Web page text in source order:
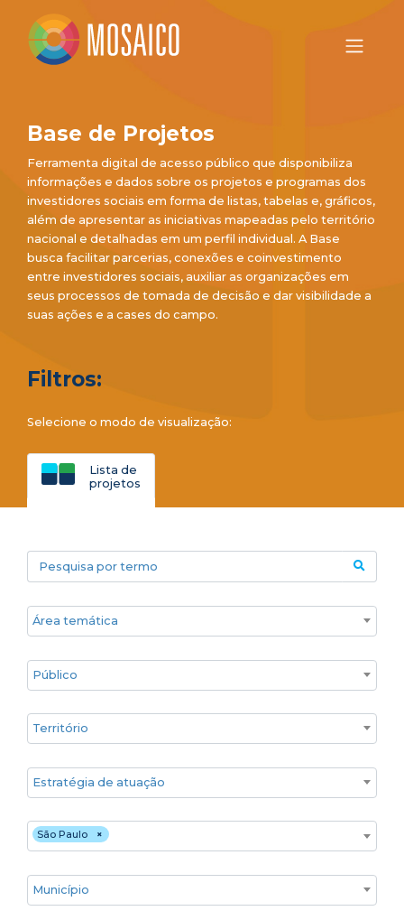
Base de Projetos
Ferramenta digital de acesso público que disponibiliza
informações e dados sobre os projetos e programas dos
investidores sociais em forma de listas, tabelas e, gráficos,
além de apresentar as iniciativas mapeadas pelo território
nacional e detalhadas em um perfil individual. A Base
busca facilitar parcerias, conexões e coinvestimento
entre investidores sociais, auxiliar as organizações em
seus processos de tomada de decisão e dar visibilidade a
suas ações e a cases do campo.
Filtros:
Selecione o modo de visualização:
Lista de
projetos
Pesquisa por termo
Áreas temáticas
Público
Territórios
Estratégia de atuação
Estado ×
São Paulo
Cidade